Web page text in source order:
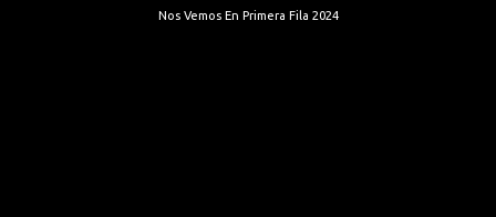
Nos Vemos En Primera Fila 2024